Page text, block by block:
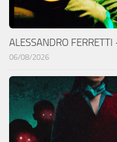
ALESSANDRO
06/08/2026